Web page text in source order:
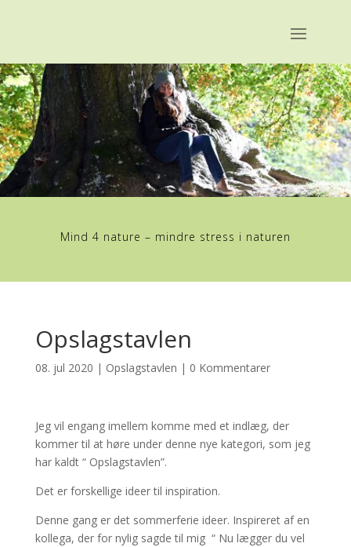
Mind 4 nature – mindre stress i naturen
Opslagstavlen
08. jul 2020 | Opslagstavlen | 0 Kommentarer
Jeg vil engang imellem komme med et indlæg, der
kommer til at høre under denne nye kategori, som jeg
har kaldt “ Opslagstavlen”.
Det er forskellige ideer til inspiration.
Denne gang er det sommerferie ideer. Inspireret af en
kollega, der for nylig sagde til mig “ Nu lægger du vel